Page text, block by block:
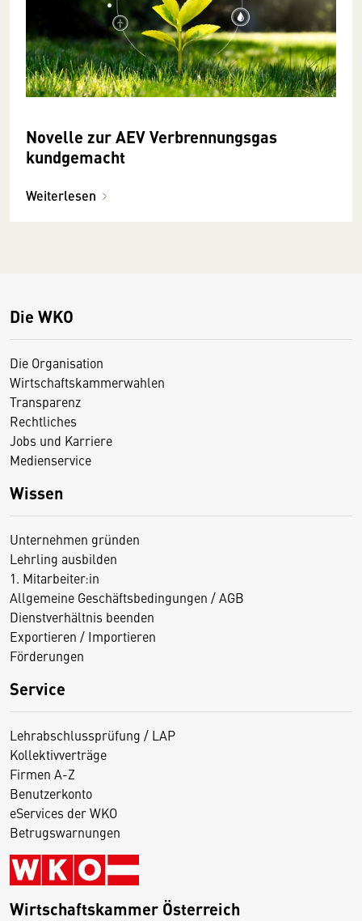
Novelle zur AEV Verbrennungsgas
kundgemacht
Weiterlesen
Die WKO
Die Organisation
Wirtschaftskammerwahlen
Transparenz
Rechtliches
Jobs und Karriere
Medienservice
Wissen
Unternehmen gründen
Lehrling ausbilden
1. Mitarbeiter:in
Allgemeine Geschäftsbedingungen / AGB
Dienstverhältnis beenden
Exportieren / Importieren
Förderungen
Service
Lehrabschlussprüfung / LAP
Kollektivverträge
Firmen A-Z
Benutzerkonto
eServices der WKO
Betrugswarnungen
Wirtschaftskammer Österreich